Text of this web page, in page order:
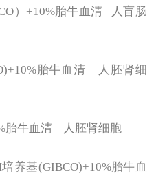
）+10%胎牛血清 人盲肠
胎牛血清 人胚肾细
胎牛血清 人胚肾细胞
培养基(GIBCO)+10%胎牛血